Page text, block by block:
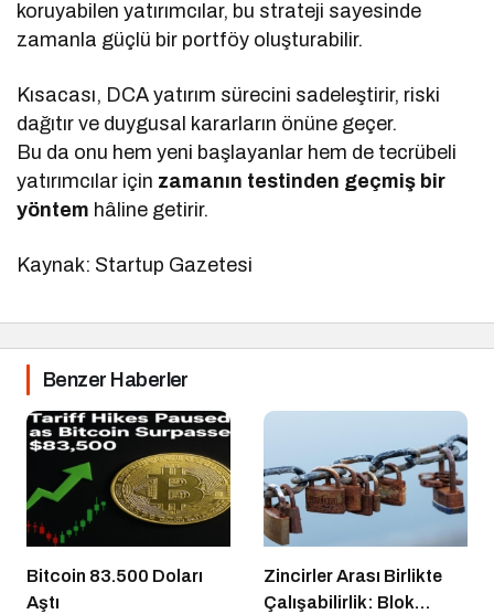
koruyabilen yatırımcılar, bu strateji sayesinde
zamanla güçlü bir portföy oluşturabilir.
Kısacası, DCA yatırım sürecini sadeleştirir, riski
dağıtır ve duygusal kararların önüne geçer.
Bu da onu hem yeni başlayanlar hem de tecrübeli
yatırımcılar için zamanın testinden geçmiş bir
yöntem hâline getirir.
Kaynak: Startup Gazetesi
Benzer Haberler
Bitcoin 83.500 Doları
Aştı
Zincirler Arası Birlikte
Çalışabilirlik: Blok